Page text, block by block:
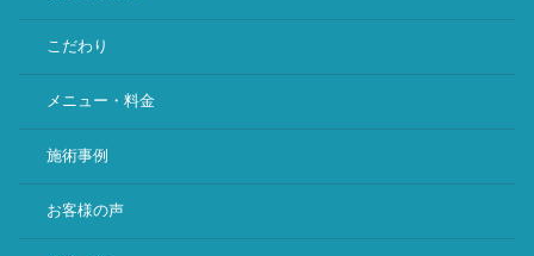
こだわり
メニュー・料金
施術事例
お客様の声